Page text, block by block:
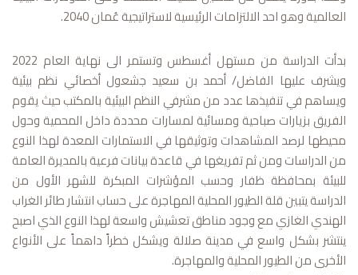
العالمية وهو احد الالتزامات الرئيسية لاستراتيجية عُمان 2040.
بدأت الدراسة من مستهل أغسطس وتستمر الى نهاية العام 2022
ويشرف عليها الفاضل/ أحمد بن سعيد جشعول أخصائي نظم بيئية
ويساهم في تنفيذها عدد من مشرفي النظم البيئية بالمكتب حيث يقوم
الفريق بزيارات صباحية ومسائية لمسارات محددة داخل المحمية وحول
محيطها لرصد المشاهدات وتوثيقها في الاستمارات المعدة لهذا النوع
من الدراسات ومن ثم تفريغها في قاعدة بيانات فرعية بالمديرة العامة
للبيئة بمحافظة ظفار وحسب المؤشرات المبكرة للشهر الأول من
الدراسة يتبين قلة الطيور المحلية المهاجرة على حساب انتشار طائر الغراب
الهندي الغازي مع وجود مناطق تعشيش واسعة لهذا النوع الذي اصبح
ينتشر بشكل واسع في مدينة صلالة ويشكل خطراً داهماً على الأنواع
الأخرى من الطيور المحلية والمهاجرة.